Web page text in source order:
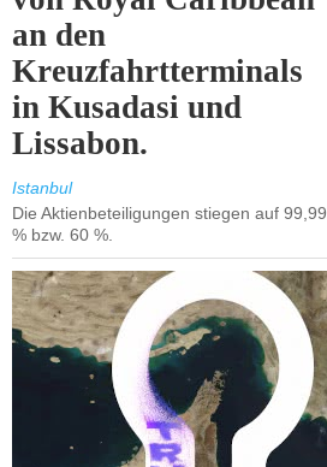
an den
Kreuzfahrtterminals
in Kusadasi und
Lissabon.
Istanbul
Die Aktienbeteiligungen stiegen auf 99,99
% bzw. 60 %.